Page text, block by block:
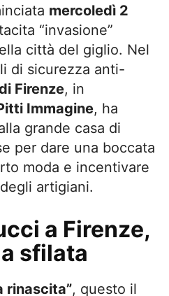
mercoledì 2
“invasione”
città del giglio. Nel
di sicurezza anti-
Firenze, in
Immagine, ha
grande casa di
per dare una boccata
moda e incentivare
artigiani.
a Firenze,
sfilata
rinascita”, questo il